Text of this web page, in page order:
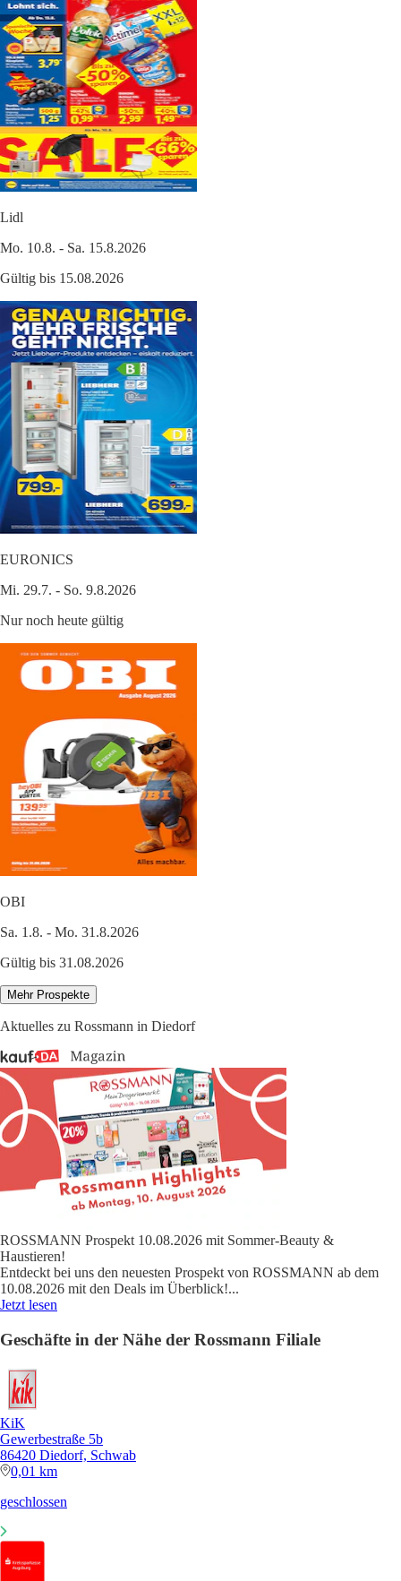
Lidl
Mo. 10.8. - Sa. 15.8.2026
Gültig bis 15.08.2026
EURONICS
Mi. 29.7. - So. 9.8.2026
Nur noch heute gültig
OBI
Sa. 1.8. - Mo. 31.8.2026
Gültig bis 31.08.2026
Mehr Prospekte
Aktuelles zu Rossmann in Diedorf
ROSSMANN Prospekt 10.08.2026 mit Sommer-Beauty &
Haustieren!
Entdeckt bei uns den neuesten Prospekt von ROSSMANN ab dem
10.08.2026 mit den Deals im Überblick!...
Jetzt lesen
Geschäfte in der Nähe der Rossmann Filiale
KiK
Gewerbestraße 5b
86420 Diedorf, Schwab
0,01 km
geschlossen